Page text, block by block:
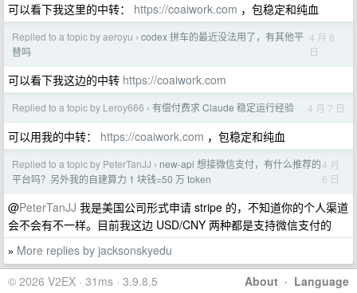
可以看下我这里的中转： https://coaiwork.com ，包稳定和纯血
Replied to a topic by aeroyu › codex 拼车的最近没法用了，有其他平
替吗
4 月 8
日
可以看下我这边的中转 https://coaiwork.com
Replied to a topic by Leroy666 › 有偿付费求 Claude 稳定运行经验 4 月 7 日
可以用我的中转： https://coaiwork.com ，包稳定和纯血
Replied to a topic by PeterTanJJ › new-api 想接微信支付，有什么推荐的
平台吗？另外我的自建算力 1 块钱=50 万 token
4 月
6 日
@PeterTanJJ 我是美国公司形式申请 stripe 的，不知道你的个人渠道
会不会有不一样。目前我这边 USD/CNY 两种都是支持微信支付的
» More replies by jacksonskyedu
About · Language
© 2026 V2EX · 31ms · 3.9.8.5